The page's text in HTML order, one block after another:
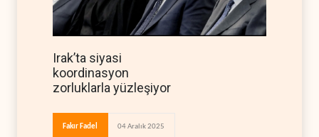
Irak’ta siyasi
koordinasyon
zorluklarla yüzleşiyor
Fakır Fadel 04 Aralık 2025